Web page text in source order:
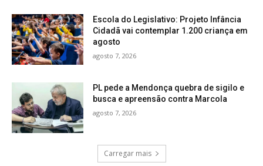
Escola do Legislativo: Projeto Infância
Cidadã vai contemplar 1.200 criança em
agosto
agosto 7, 2026
PL pede a Mendonça quebra de sigilo e
busca e apreensão contra Marcola
agosto 7, 2026
Carregar mais